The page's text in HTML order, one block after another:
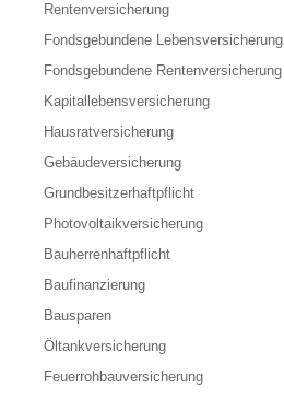
Rentenversicherung
Fondsgebundene Lebensversicherung
Fondsgebundene Rentenversicherung
Kapitallebensversicherung
Hausratversicherung
Gebäudeversicherung
Grundbesitzerhaftpflicht
Photovoltaikversicherung
Bauherrenhaftpflicht
Baufinanzierung
Bausparen
Öltankversicherung
Feuerrohbauversicherung